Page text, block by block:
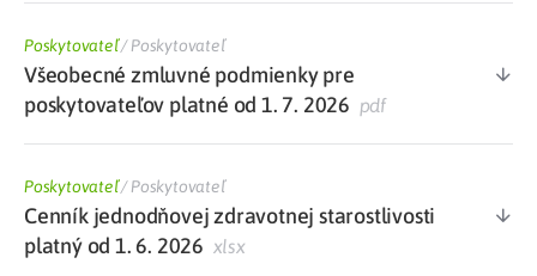
Poskytovateľ/Poskytovateľ
Všeobecné zmluvné podmienky pre
poskytovateľov platné od 1. 7. 2026 pdf
Poskytovateľ/Poskytovateľ
Cenník jednodňovej zdravotnej starostlivosti
platný od 1. 6. 2026 xlsx